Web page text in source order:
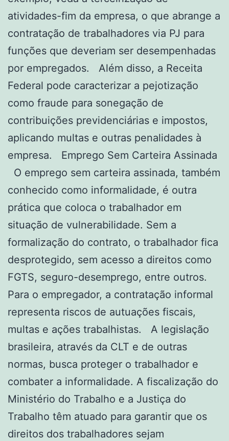
atividades-fim da empresa, o que abrange a
contratação de trabalhadores via PJ para
funções que deveriam ser desempenhadas
por empregados. Além disso, a Receita
Federal pode caracterizar a pejotização
como fraude para sonegação de
contribuições previdenciárias e impostos,
aplicando multas e outras penalidades à
empresa. Emprego Sem Carteira Assinada
O emprego sem carteira assinada, também
conhecido como informalidade, é outra
prática que coloca o trabalhador em
situação de vulnerabilidade. Sem a
formalização do contrato, o trabalhador fica
desprotegido, sem acesso a direitos como
FGTS, seguro-desemprego, entre outros.
Para o empregador, a contratação informal
representa riscos de autuações fiscais,
multas e ações trabalhistas. A legislação
brasileira, através da CLT e de outras
normas, busca proteger o trabalhador e
combater a informalidade. A fiscalização do
Ministério do Trabalho e a Justiça do
Trabalho têm atuado para garantir que os
direitos dos trabalhadores sejam